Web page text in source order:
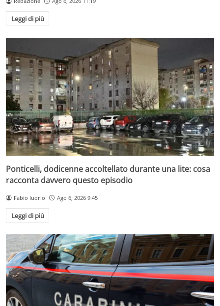
Leggi di più
Ponticelli, dodicenne accoltellato durante una lite: cosa
racconta davvero questo episodio
Fabio Iuorio Ago 6, 2026 9:45
Leggi di più